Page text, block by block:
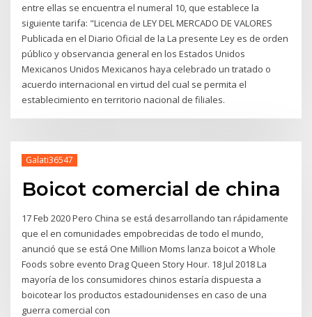
entre ellas se encuentra el numeral 10, que establece la
siguiente tarifa: "Licencia de LEY DEL MERCADO DE VALORES
Publicada en el Diario Oficial de la La presente Ley es de orden
público y observancia general en los Estados Unidos
Mexicanos Unidos Mexicanos haya celebrado un tratado o
acuerdo internacional en virtud del cual se permita el
establecimiento en territorio nacional de filiales.
Galati36547
Boicot comercial de china
17 Feb 2020 Pero China se está desarrollando tan rápidamente
que el en comunidades empobrecidas de todo el mundo,
anunció que se está One Million Moms lanza boicot a Whole
Foods sobre evento Drag Queen Story Hour. 18 Jul 2018 La
mayoría de los consumidores chinos estaría dispuesta a
boicotear los productos estadounidenses en caso de una
guerra comercial con